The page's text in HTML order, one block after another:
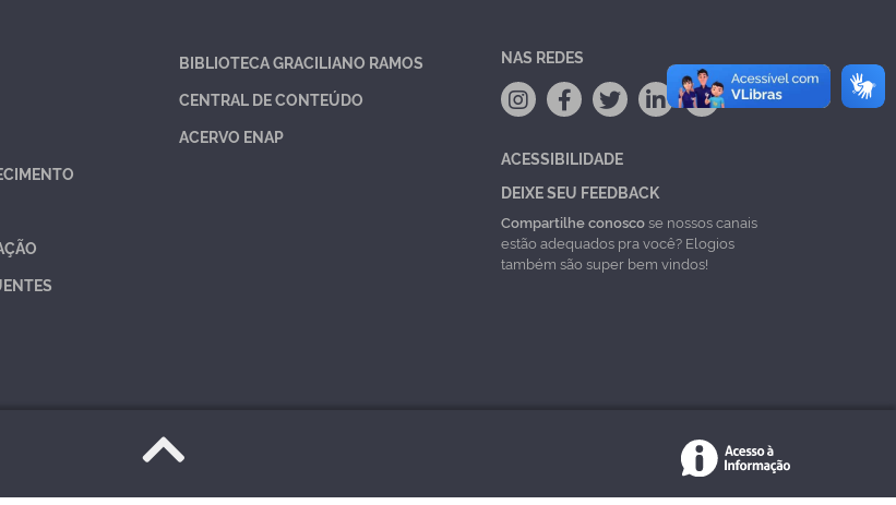
BIBLIOTECA GRACILIANO RAMOS
CENTRAL DE CONTEÚDO
ACERVO ENAP
NAS REDES
ACESSIBILIDADE
DEIXE SEU FEEDBACK
Compartilhe conoscose nossos canais
estão adequados pra você? Elogios
também são super bem vindos!